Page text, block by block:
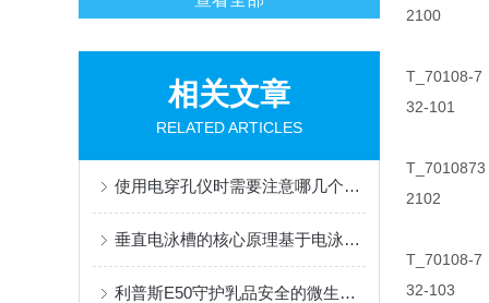
相关文章
RELATED ARTICLES
使用电穿孔仪时需要注意哪几个方面？
垂直电泳槽的核心原理基于电泳现象
利普斯E50守护乳品安全的微生物哨兵
2100
T_70108-7
32-101
T_7010873
2102
T_70108-7
32-103